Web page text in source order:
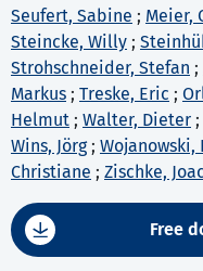
Seufert, Sabine ; Meier,
Steincke, Willy ;
Strohschneider, Stefan ;
Markus ; Treske, Eric ;
Helmut ; Walter, Dieter ;
Wins, Jörg; Wojanowski,
Christiane ; Zischke,
Free